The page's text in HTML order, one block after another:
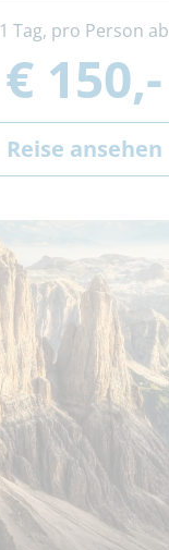
1 Tag, pro Person ab
€ 150,-
Reise ansehen